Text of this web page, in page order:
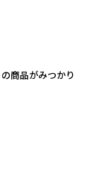
商品がみつかり